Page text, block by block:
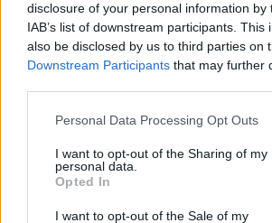
disclosure of your personal information by
IAB’s list of downstream participants. This
also be disclosed by us to third parties on
Downstream Participants that may further
Please note that this website/app uses
not limited to your visit or usage
grant or deny consent to Google and its
use your data for below specified
consent section.
Personal Data Processing Opt Outs
I want to opt-out of the Sharing of my
personal data.
Opted In
I want to opt-out of the Sale of my
FLASH FOCUS